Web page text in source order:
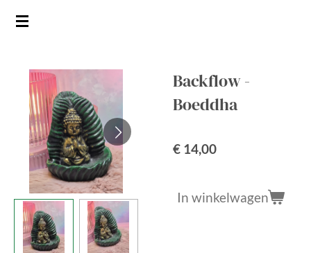
Ga
hoofdinhoud
Backflow -
Boeddha
€ 14,00
In winkelwagen